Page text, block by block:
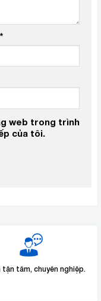
*
web trong trình
của tôi.
tận tâm, chuyên nghiệp.